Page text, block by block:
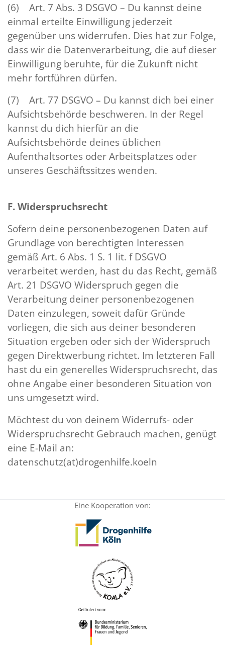
(6) Art. 7 Abs. 3 DSGVO – Du kannst deine
einmal erteilte Einwilligung jederzeit
gegenüber uns widerrufen. Dies hat zur Folge,
dass wir die Datenverarbeitung, die auf dieser
Einwilligung beruhte, für die Zukunft nicht
mehr fortführen dürfen.
(7) Art. 77 DSGVO – Du kannst dich bei einer
Aufsichtsbehörde beschweren. In der Regel
kannst du dich hierfür an die
Aufsichtsbehörde deines üblichen
Aufenthaltsortes oder Arbeitsplatzes oder
unseres Geschäftssitzes wenden.
F. Widerspruchsrecht
Sofern deine personenbezogenen Daten auf
Grundlage von berechtigten Interessen
gemäß Art. 6 Abs. 1 S. 1 lit. f DSGVO
verarbeitet werden, hast du das Recht, gemäß
Art. 21 DSGVO Widerspruch gegen die
Verarbeitung deiner personenbezogenen
Daten einzulegen, soweit dafür Gründe
vorliegen, die sich aus deiner besonderen
Situation ergeben oder sich der Widerspruch
gegen Direktwerbung richtet. Im letzteren Fall
hast du ein generelles Widerspruchsrecht, das
ohne Angabe einer besonderen Situation von
uns umgesetzt wird.
Möchtest du von deinem Widerrufs- oder
Widerspruchsrecht Gebrauch machen, genügt
eine E-Mail an:
datenschutz(at)drogenhilfe.koeln
Eine Kooperation von: